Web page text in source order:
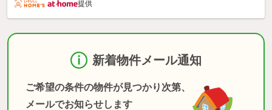
提供
新着物件メール通知
ご希望の条件の物件が見つかり次第、
メールでお知らせします